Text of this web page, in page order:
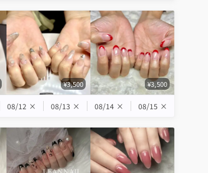
¥3,500 ¥3,500
08/12 × 08/13 × 08/14 × 08/15 ×